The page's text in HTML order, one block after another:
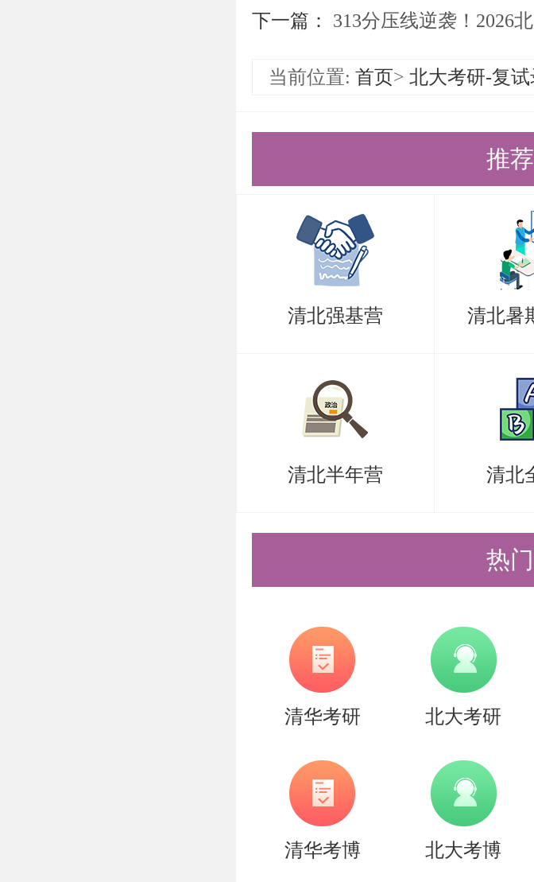
部分权重如下：
专业知识和专业英语笔试
复试专家组面试：考生准备
人陈述、学习和科研工作
17min，包括英语听力与口
力考查、综合素质考查、
评分表》进行无记名评分
记入《北京大学医学部硕
表》内，面试成绩为百分
从复试安排可以看出，面
看硬实力也看软素质。建
发展规划，这样在面试时
同等重要，同步准备方能
盛世清北十余年来专注于
考生：初试与复试同等重
的过程中即开展综合备考，
程中，已系统性融入复试
待初试结束后再仓促准备
下一篇： 313分压线逆袭！2026北京大学医
当前位置: 首页> 北大考研-复试
推
清北强基营 清北暑
清北半年营 清北
热
清华考研 北大考研
清华考博 北大考博